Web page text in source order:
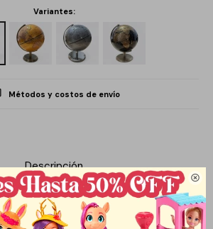

Variantes:
Métodos y costos de envío
Descripción
este globo terráqueo metalizado es